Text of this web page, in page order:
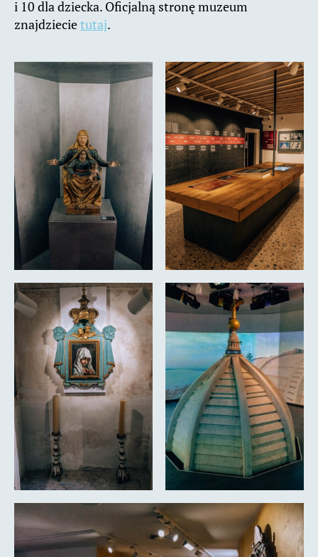
i 10 dla dziecka. Oficjalną stronę muzeum
znajdziecietutaj.